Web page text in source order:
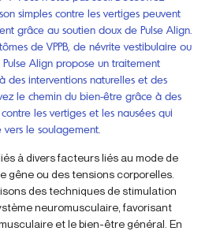
simples contre les vertiges peuvent
grâce au soutien doux de Pulse Align.
de VPPB, de névrite vestibulaire ou
Pulse Align propose un traitement
des interventions naturelles et des
le chemin du bien-être grâce à des
les vertiges et les nausées qui
le soulagement.
à divers facteurs liés au mode de
gêne ou des tensions corporelles.
des techniques de stimulation
neuromusculaire, favorisant
et le bien-être général. En